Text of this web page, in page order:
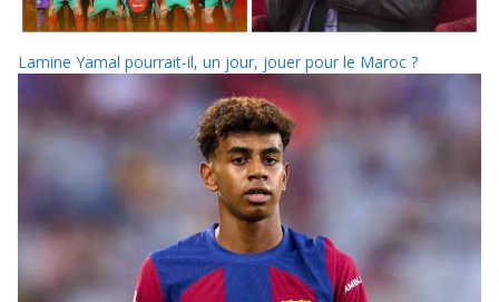
Lamine Yamal pourrait-il, un jour, jouer pour le Maroc ?